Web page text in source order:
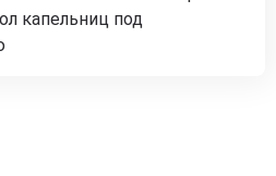
капельниц под